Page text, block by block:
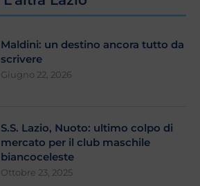
Maldini: un destino ancora tutto da
scrivere
Giugno 22, 2026
S.S. Lazio, Nuoto: ultimo colpo di
mercato per il club maschile
biancoceleste
Ottobre 23, 2025